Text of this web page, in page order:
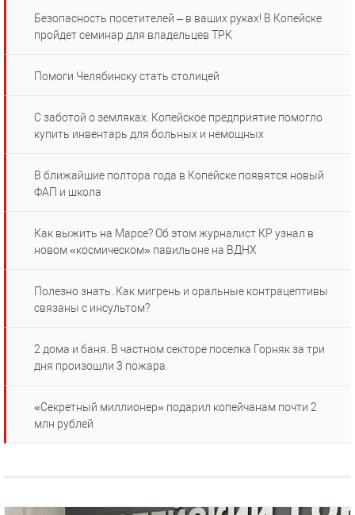
Безопасность посетителей – в ваших руках! В Копейске
пройдет семинар для владельцев ТРК
Помоги Челябинску стать столицей
С заботой о земляках. Копейское предприятие помогло
купить инвентарь для больных и немощных
В ближайшие полтора года в Копейске появятся новый
ФАП и школа
Как выжить на Марсе? Об этом журналист КР узнал в
новом «космическом» павильоне на ВДНХ
Полезно знать. Как мигрень и оральные контрацептивы
связаны с инсультом?
2 дома и баня. В частном секторе поселка Горняк за три
дня произошли 3 пожара
«Секретный миллионер» подарил копейчанам почти 2
млн рублей